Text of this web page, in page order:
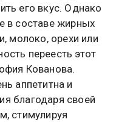
его вкус. Однако
в составе жирных
молоко, орехи или
переесть этот
Кованова.
аппетитна и
благодаря своей
стимулируя